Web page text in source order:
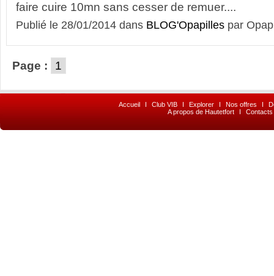
faire cuire 10mn sans cesser de remuer....
Publié le 28/01/2014 dans BLOG'Opapilles par
Page : 1
Accueil I Club VIB I Explorer I Nos offres I
A propos de Hautetfort
I Contacts